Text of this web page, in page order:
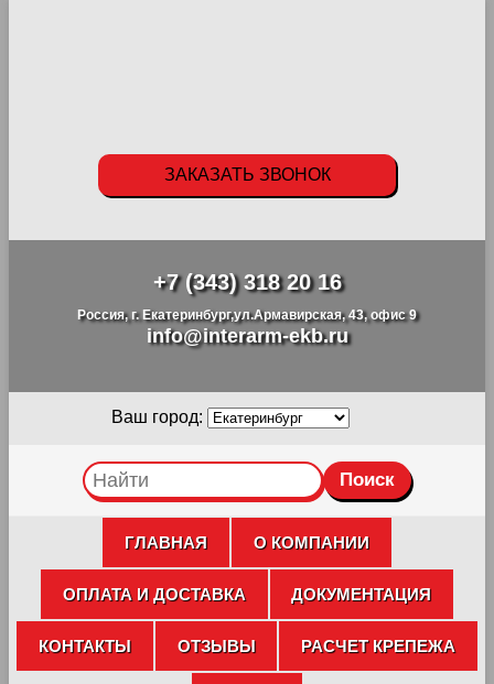
+7 (343) 318 20 16
Россия, г. Екатеринбург,ул.Армавирская, 43, офис 9
info@interarm-ekb.ru
ЗАКАЗАТЬ ЗВОНОК
Ваш город:
ГЛАВНАЯ О КОМПАНИИ
ОПЛАТА И ДОСТАВКА ДОКУМЕНТАЦИЯ
КОНТАКТЫ ОТЗЫВЫ РАСЧЕТ КРЕПЕЖА